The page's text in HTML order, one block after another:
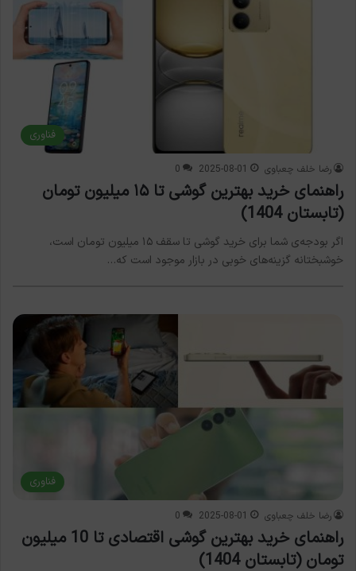
فناوری
رضا خلف چعباوی 2025-08-01
0
راهنمای خرید بهترین گوشی تا ۱۵ میلیون تومان
(تابستان 1404)
اگر بودجه‌ی شما برای خرید گوشی تا سقف ۱۵ میلیون تومان است،
خوشبختانه گزینه‌های خوبی در بازار موجود است که…
فناوری
رضا خلف چعباوی 2025-08-01
0
راهنمای خرید بهترین گوشی اقتصادی تا 10 میلیون
تومان (تابستان 1404)